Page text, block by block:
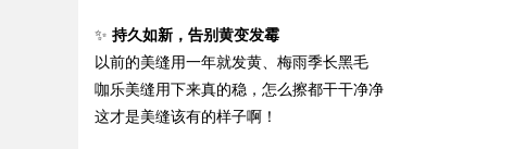
✨ 持久如新，告别黄变发霉
以前的美缝用一年就发黄、梅雨季长黑毛
咖乐美缝用下来真的稳，怎么擦都干干净净
这才是美缝该有的样子啊！